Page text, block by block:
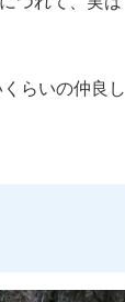
らいの仲良し